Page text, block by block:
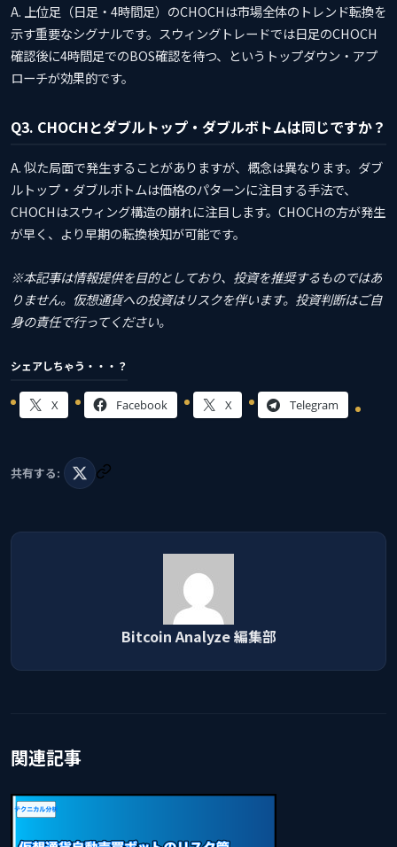
A. 上位足（日足・4時間足）のCHOCHは市場全体のトレンド転換を
示す重要なシグナルです。スウィングトレードでは日足のCHOCH
確認後に4時間足でのBOS確認を待つ、というトップダウン・アプ
ローチが効果的です。
Q3. CHOCHとダブルトップ・ダブルボトムは同じですか？
A. 似た局面で発生することがありますが、概念は異なります。ダブ
ルトップ・ダブルボトムは価格のパターンに注目する手法で、
CHOCHはスウィング構造の崩れに注目します。CHOCHの方が発生
が早く、より早期の転換検知が可能です。
※本記事は情報提供を目的としており、投資を推奨するものではあ
りません。仮想通貨への投資はリスクを伴います。投資判断はご自
身の責任で行ってください。
シェアしちゃう・・・？
X Facebook X Telegram
共有する:
Bitcoin Analyze 編集部
関連記事